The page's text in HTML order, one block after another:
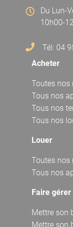
Du Lun-
10h00-
Tél: 04
Acheter
Toutes nos
Tous nos
Tous nos
Tous nos
Louer
Toutes nos
Tous nos
Faire gérer
Mettre son
Mettre son